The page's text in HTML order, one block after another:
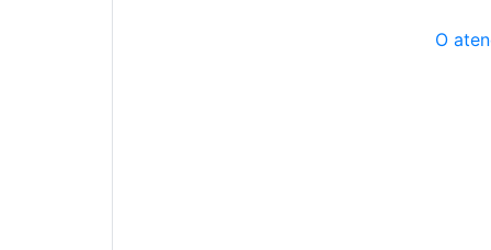
O